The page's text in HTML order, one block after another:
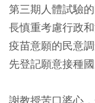
第三期人體試驗
長慎重考慮行政
疫苗意願的民意
先登記願意接種
謝教授苦口婆心